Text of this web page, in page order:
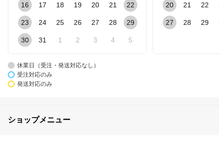
16 17 18 19 20 21 22
23 24 25 26 27 28 29
30 31 1 2 3 4 5
20 21 22
27 28 29
休業日（受注・発送対応なし）
受注対応のみ
発送対応のみ
ショップメニュー